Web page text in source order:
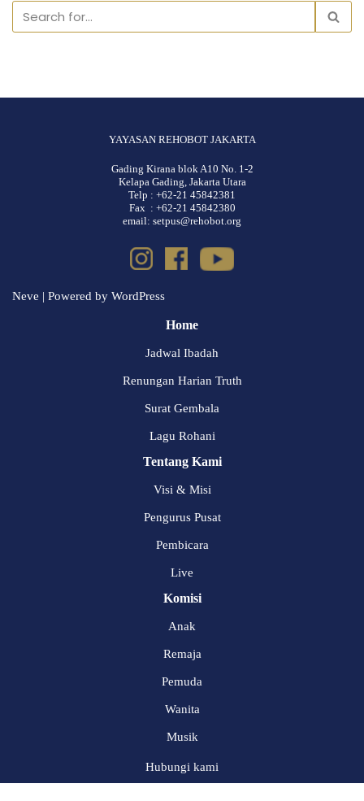
YAYASAN REHOBOT JAKARTA
Gading Kirana blok A10 No. 1-2
Kelapa Gading, Jakarta Utara
Telp : +62-21 45842381
Fax : +62-21 45842380
email: setpus@rehobot.org
Neve | Powered by WordPress
Home
Jadwal Ibadah
Renungan Harian Truth
Surat Gembala
Lagu Rohani
Tentang Kami
Visi & Misi
Pengurus Pusat
Pembicara
Live
Komisi
Anak
Remaja
Pemuda
Wanita
Musik
Hubungi kami